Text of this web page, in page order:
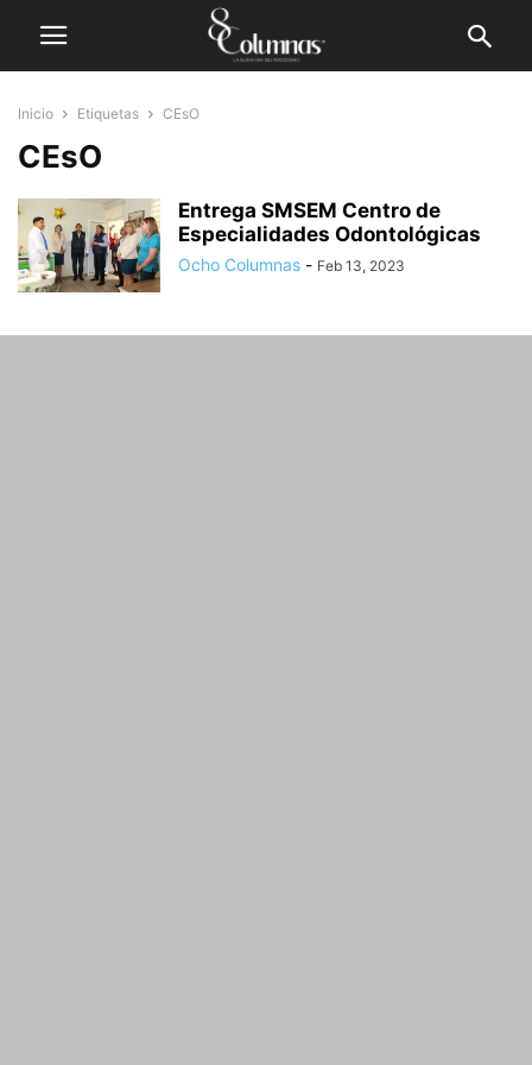
Inicio Etiquetas CEsO
CEsO
Entrega SMSEM Centro de
Especialidades Odontológicas
Ocho Columnas - Feb 13, 2023